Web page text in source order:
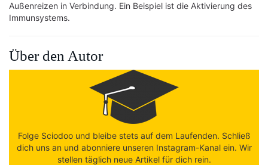
Außenreizen in Verbindung. Ein Beispiel ist die Aktivierung des
Immunsystems.
Über den Autor
Folge Sciodoo und bleibe stets auf dem Laufenden. Schließ
dich uns an und abonniere unseren Instagram-Kanal ein. Wir
stellen täglich neue Artikel für dich rein.